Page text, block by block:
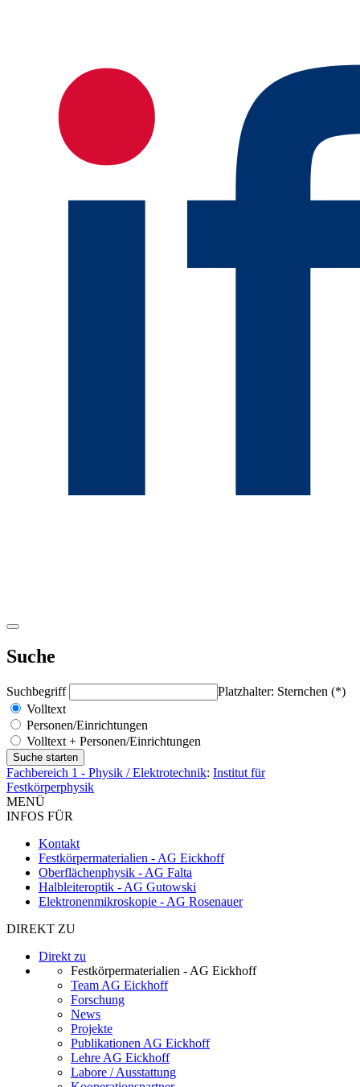
Suche
Suchbegriff
Platzhalter: Sternchen (*)
Volltext
Personen/Einrichtungen
Volltext + Personen/Einrichtungen
Fachbereich 1 - Physik / Elektrotechnik: Institut für
Festkörperphysik
MENÜ
INFOS FÜR
Kontakt
Festkörpermaterialien - AG Eickhoff
Oberflächenphysik - AG Falta
Halbleiteroptik - AG Gutowski
Elektronenmikroskopie - AG Rosenauer
DIREKT ZU
Direkt zu
Festkörpermaterialien - AG Eickhoff
Team AG Eickhoff
Forschung
News
Projekte
Publikationen AG Eickhoff
Lehre AG Eickhoff
Labore / Ausstattung